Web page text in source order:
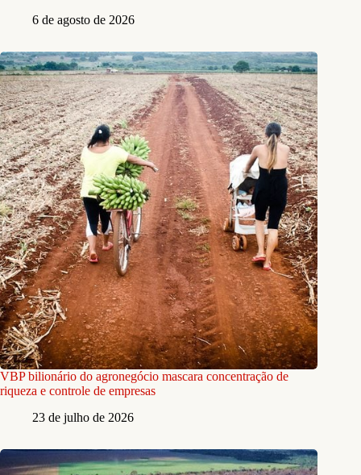
6 de agosto de 2026
VBP bilionário do agronegócio mascara concentração de
riqueza e controle de empresas
23 de julho de 2026